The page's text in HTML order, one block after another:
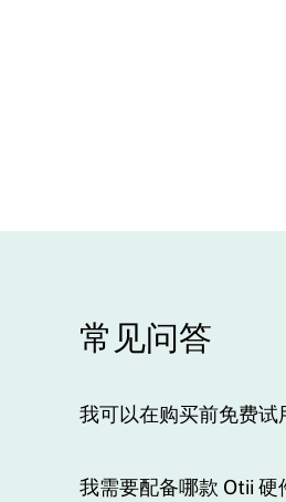
常见问答
我可以在购买前免费试
我需要配备哪款 Otii 硬